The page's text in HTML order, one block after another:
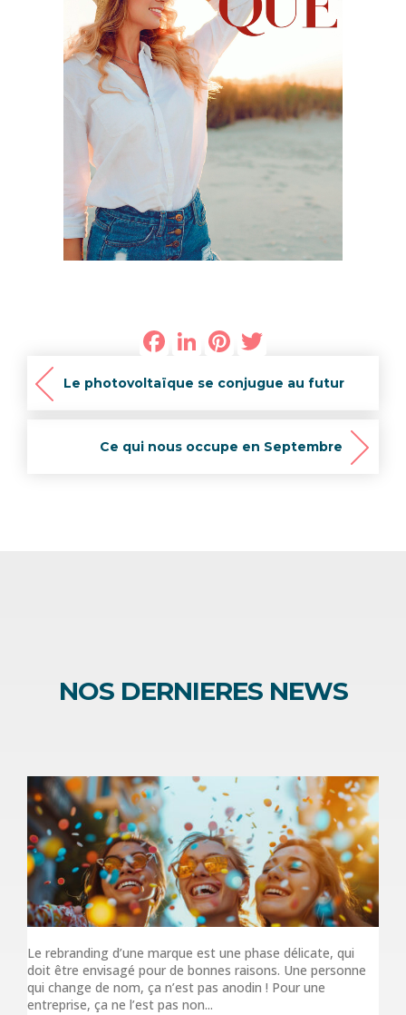
FacebookLinkedInPinterest
Ce qui nous occupe en Septembre
Le photovoltaïque se conjugue au futur
NOS DERNIERES NEWS
Le rebranding d’une marque est une phase délicate, qui
doit être envisagé pour de bonnes raisons. Une personne
qui change de nom, ça n’est pas anodin ! Pour une
entreprise, ça ne l’est pas non...